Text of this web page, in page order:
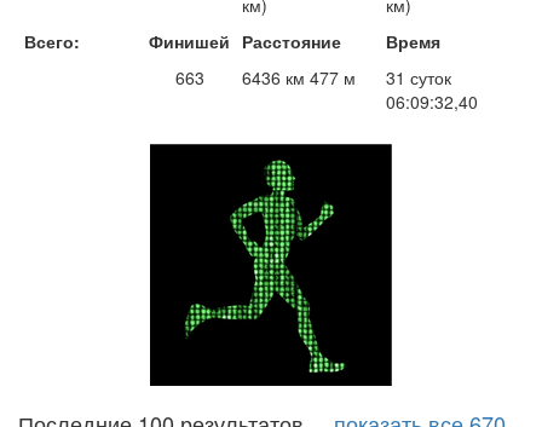
км)
км)
Всего:
Финишей Расстояние
Время
663
6436 км 477 м
31 суток
06:09:32,40